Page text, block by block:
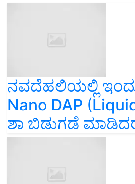
ನವದೆಹಲಿಯಲ್ಲಿ
Nano DAP
ಶಾ ಬಿಡುಗಡೆ